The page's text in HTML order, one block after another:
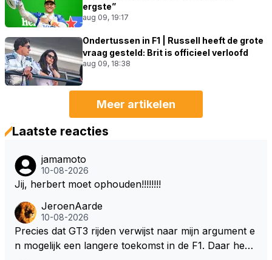
ergste”
aug 09, 19:17
Ondertussen in F1 | Russell heeft de grote
vraag gesteld: Brit is officieel verloofd
aug 09, 18:38
Meer artikelen
Laatste reacties
jamamoto
10-08-2026
Jij, herbert moet ophouden!!!!!!!!
JeroenAarde
10-08-2026
Precies dat GT3 rijden verwijst naar mijn argument e
n mogelijk een langere toekomst in de F1. Daar heeft